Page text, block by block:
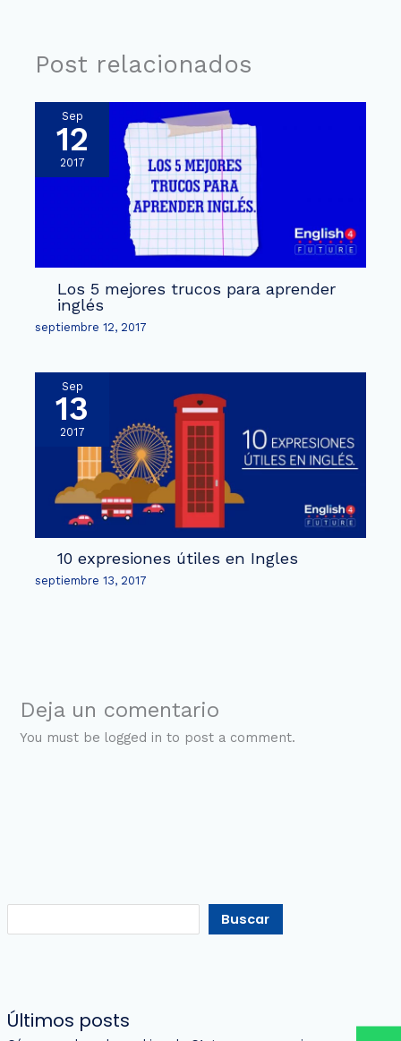
Post relacionados
Sep
12
2017
Los 5 mejores trucos para aprender
inglés
septiembre 12, 2017
Sep
13
2017
10 expresiones útiles en Ingles
septiembre 13, 2017
Deja un comentario
You must be logged in to post a comment.
Buscar
Últimos posts